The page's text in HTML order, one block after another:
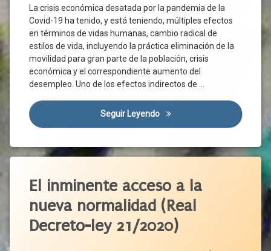
Reactivación
Económica
Reconstrucción
Reconstrucción
Social
UATAE
UPTA
Investigación
Normalidad
Normativa
Nueva
Normalidad
Organizaciones
Pacto De
Pacto
Pacto
Verde
Europeo
Pandemia
La crisis económica desatada por la pandemia de la
Covid-19 ha tenido, y está teniendo, múltiples efectos
en términos de vidas humanas, cambio radical de
estilos de vida, incluyendo la práctica eliminación de la
movilidad para gran parte de la población, crisis
económica y el correspondiente aumento del
desempleo. Uno de los efectos indirectos de …
Seguir Leyendo La Crisis De La Covid-19 Y
Confinamiento
Covid-
19
Crisis
Económica
CSIF
Distanciamiento
Social
Efecto
Mateo
Encuesta
Estructura
Estudio
Eurofound
El inminente acceso a la
nueva normalidad (Real
Decreto-ley 21/2020)
22 JUNIO 2020
Alertas
Sanitarias
Brote
Castilla
Y León